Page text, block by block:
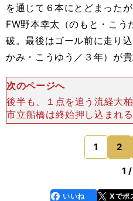
を通じて６本にとどまった
FW野本幸太（のもと・こう
破。最後はゴール前に走り
かみ・こうゆう／３年）が
次のページへ
後半も、１点を追う流経大
市立船橋は終始押し込まれ
く要所を抑えて相手に得点
ショナルタイムに入って、
（かわにし
1 2
1
faceboo
いいね Xでポ